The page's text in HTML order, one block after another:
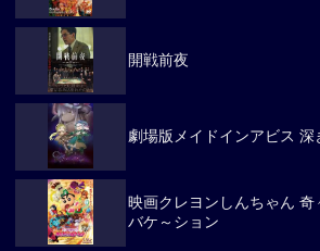
開戦前夜
劇場版メイドインアビス 深
映画クレヨンしんちゃん 奇
バケ～ション